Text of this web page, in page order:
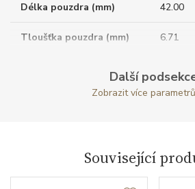
Délka pouzdra (mm) 42.00
Tloušťka pouzdra (mm) 6.71
Šířka pouzdra (mm) 31.00
Další
Zobrazit více parametrů
Související